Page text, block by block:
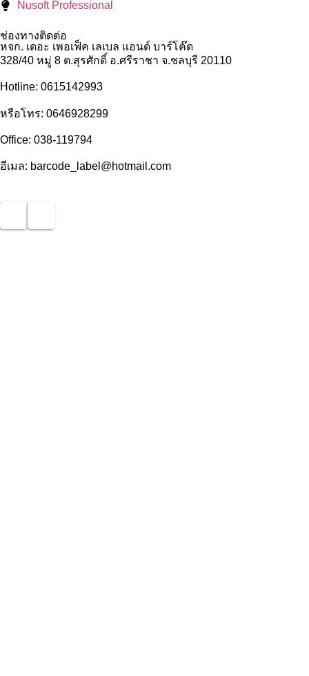
Nusoft Professional
ช่องทางติดต่อ
หจก. เดอะ เพอเฟ็ค เลเบล แอนด์ บาร์โค๊ด
328/40 หมู่ 8 ต.สุรศักดิ์ อ.ศรีราชา จ.ชลบุรี 20110
Hotline: 0615142993
หรือโทร: 0646928299
Office: 038-119794
อีเมล: barcode_label@hotmail.com